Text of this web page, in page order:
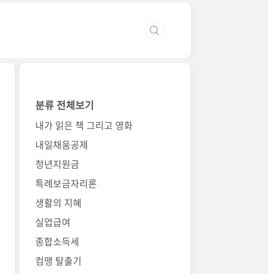
분류 전체보기
내가 읽은 책 그리고 영화
내일채움공제
청년지원금
특례보금자리론
생활의 지혜
실업급여
종합소득세
컴맹 탈출기